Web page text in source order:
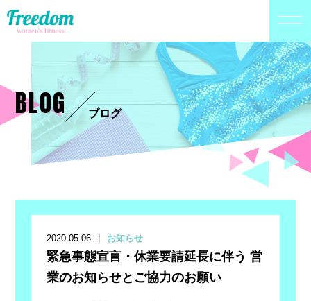
BLOG ブログ
2020.05.06 お知らせ
緊急事態宣言・休業要請延長に伴う 営
業のお知らせとご協力のお願い